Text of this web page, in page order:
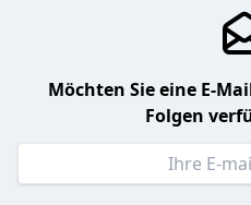
Möchten Sie eine E-
Folgen